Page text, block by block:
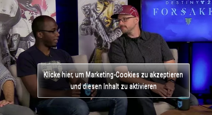
Klicke hier, um Marketing-Cookies zu akzeptieren
und diesen Inhalt zu aktivieren